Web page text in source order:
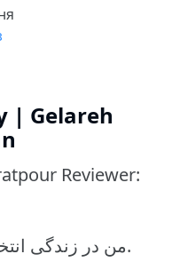
| Gelareh
Reviewer:
من در زندگی انتخاب کردم که یک کاوشگر باشم.